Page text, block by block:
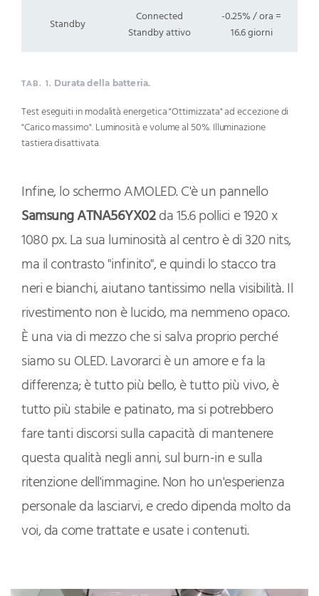
Standby
Connected
Standby attivo
-0.25% / ora =
16.6 giorni
TAB. 1. Durata della batteria.
Test eseguiti in modalità energetica "Ottimizzata" ad eccezione di
"Carico massimo". Luminosità e volume al 50%. Illuminazione
tastiera disattivata.
Infine, lo schermo AMOLED. C'è un pannello
Samsung ATNA56YX02da 15.6 pollici e 1920 x
1080 px. La sua luminosità al centro è di 320 nits,
ma il contrasto "infinito", e quindi lo stacco tra
neri e bianchi, aiutano tantissimo nella visibilità. Il
rivestimento non è lucido, ma nemmeno opaco.
È una via di mezzo che si salva proprio perché
siamo su OLED. Lavorarci è un amore e fa la
differenza; è tutto più bello, è tutto più vivo, è
tutto più stabile e patinato, ma si potrebbero
fare tanti discorsi sulla capacità di mantenere
questa qualità negli anni, sul burn-in e sulla
ritenzione dell'immagine. Non ho un'esperienza
personale da lasciarvi, e credo dipenda molto da
voi, da come trattate e usate i contenuti.